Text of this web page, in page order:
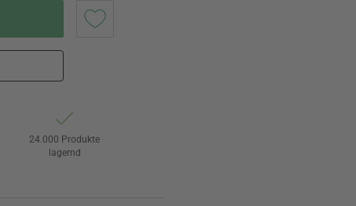
24.000 Produkte
lagernd